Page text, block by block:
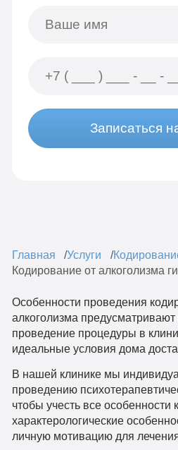
Записаться
Главная Услуги
Кодирование от алкоголизма
Особенности проведения
алкоголизма
проведение процедуры в
идеальные условия дома
В нашей клинике мы
проведению
чтобы учесть все особенности
характерологические
личную мотивацию для